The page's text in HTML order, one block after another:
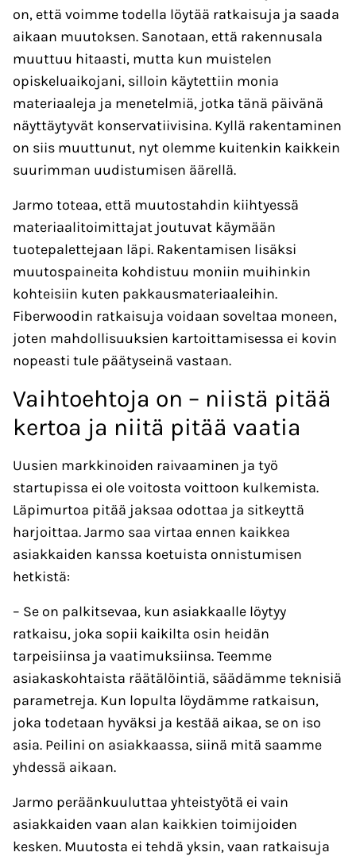
on, että voimme todella löytää ratkaisuja ja saada
aikaan muutoksen. Sanotaan, että rakennusala
muuttuu hitaasti, mutta kun muistelen
opiskeluaikojani, silloin käytettiin monia
materiaaleja ja menetelmiä, jotka tänä päivänä
näyttäytyvät konservatiivisina. Kyllä rakentaminen
on siis muuttunut, nyt olemme kuitenkin kaikkein
suurimman uudistumisen äärellä.
Jarmo toteaa, että muutostahdin kiihtyessä
materiaalitoimittajat joutuvat käymään
tuotepalettejaan läpi. Rakentamisen lisäksi
muutospaineita kohdistuu moniin muihinkin
kohteisiin kuten pakkausmateriaaleihin.
Fiberwoodin ratkaisuja voidaan soveltaa moneen,
joten mahdollisuuksien kartoittamisessa ei kovin
nopeasti tule päätyseinä vastaan.
Vaihtoehtoja on – niistä pitää
kertoa ja niitä pitää vaatia
Uusien markkinoiden raivaaminen ja työ
startupissa ei ole voitosta voittoon kulkemista.
Läpimurtoa pitää jaksaa odottaa ja sitkeyttä
harjoittaa. Jarmo saa virtaa ennen kaikkea
asiakkaiden kanssa koetuista onnistumisen
hetkistä:
– Se on palkitsevaa, kun asiakkaalle löytyy
ratkaisu, joka sopii kaikilta osin heidän
tarpeisiinsa ja vaatimuksiinsa. Teemme
asiakaskohtaista räätälöintiä, säädämme teknisiä
parametreja. Kun lopulta löydämme ratkaisun,
joka todetaan hyväksi ja kestää aikaa, se on iso
asia. Peilini on asiakkaassa, siinä mitä saamme
yhdessä aikaan.
Jarmo peräänkuuluttaa yhteistyötä ei vain
asiakkaiden vaan alan kaikkien toimijoiden
kesken. Muutosta ei tehdä yksin, vaan ratkaisuja